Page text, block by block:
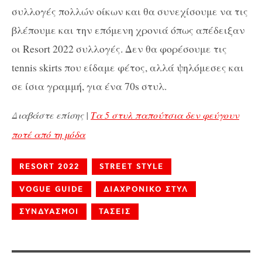
συλλογές πολλών οίκων και θα συνεχίσουμε να τις
βλέπουμε και την επόμενη χρονιά όπως απέδειξαν
οι Resort 2022 συλλογές. Δεν θα φορέσουμε τις
tennis skirts που είδαμε φέτος, αλλά ψηλόμεσες και
σε ίσια γραμμή, για ένα 70s στυλ.
Διαβάστε επίσης | Τα 5 στυλ παπούτσια δεν φεύγουν
ποτέ από τη μόδα
RESORT 2022 STREET STYLE
VOGUE GUIDE ΔΙΑΧΡΟΝΙΚΟ ΣΤΥΛ
ΣΥΝΔΥΑΣΜΟΙ ΤΑΣΕΙΣ